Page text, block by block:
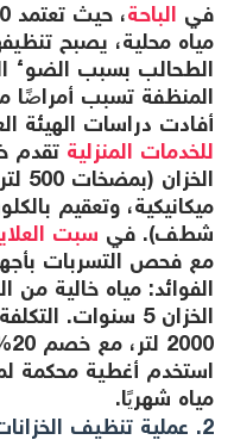
في الباحة
مياه محلية، يصبح
الطحالب بسبب الضوء
المنظفة تسبب أمراضًا
أفادت دراسات الهيئة
للخدمات المنزلية تقدم
شطف). في سبت
مع فحص التسربات
استخدم أغطية محكمة
مياه شهريًا.
2. عملية تنظيف الخزانات في بلجرشي ونمرة